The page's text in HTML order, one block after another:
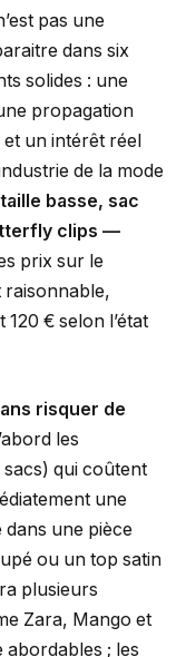
pas une
dans six
solides : une
propagation
un intérêt réel
de la mode
basse, sac
clips —
prix sur le
raisonnable,
€ selon l’état
risquer de
les
qui coûtent
une
une pièce
ou un top satin
plusieurs
Zara, Mango et
abordables ; les